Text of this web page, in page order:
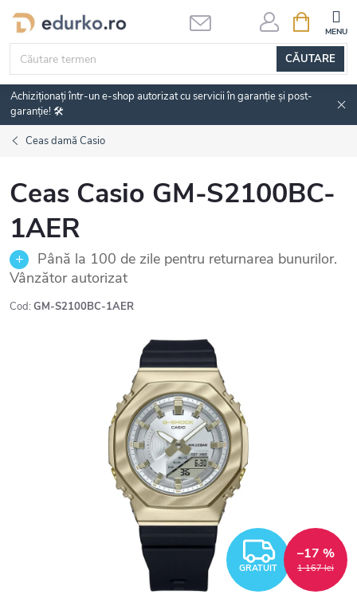
Treci
conținut
CĂUTARE
DE
Achiziționați într-un e-shop autorizat cu servicii în garanție și post-
garanție! 🛠️
Ceas damă Casio
Ceas Casio GM-S2100BC-
1AER
Până la 100 de zile pentru returnarea bunurilor.
Vânzător autorizat
Cod: GM-S2100BC-1AER
GRATUIT 1 167 lei
–17 %